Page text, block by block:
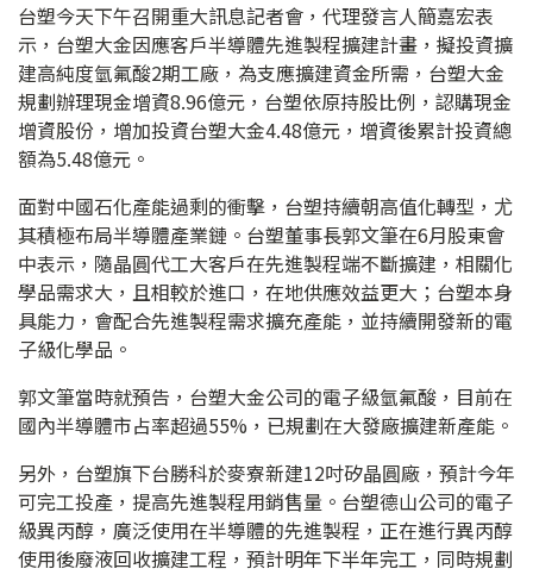
台塑今天下午召開重大訊息記者會，代理發言人簡嘉宏表
示，台塑大金因應客戶半導體先進製程擴建計畫，擬投資擴
建高純度氫氟酸2期工廠，為支應擴建資金所需，台塑大金
規劃辦理現金增資8.96億元，台塑依原持股比例，認購現金
增資股份，增加投資台塑大金4.48億元，增資後累計投資總
額為5.48億元。
面對中國石化產能過剩的衝擊，台塑持續朝高值化轉型，尤
其積極布局半導體產業鏈。台塑董事長郭文筆在6月股東會
中表示，隨晶圓代工大客戶在先進製程端不斷擴建，相關化
學品需求大，且相較於進口，在地供應效益更大；台塑本身
具能力，會配合先進製程需求擴充產能，並持續開發新的電
子級化學品。
郭文筆當時就預告，台塑大金公司的電子級氫氟酸，目前在
國內半導體市占率超過55%，已規劃在大發廠擴建新產能。
另外，台塑旗下台勝科於麥寮新建12吋矽晶圓廠，預計今年
可完工投產，提高先進製程用銷售量。台塑德山公司的電子
級異丙醇，廣泛使用在半導體的先進製程，正在進行異丙醇
使用後廢液回收擴建工程，預計明年下半年完工，同時規劃